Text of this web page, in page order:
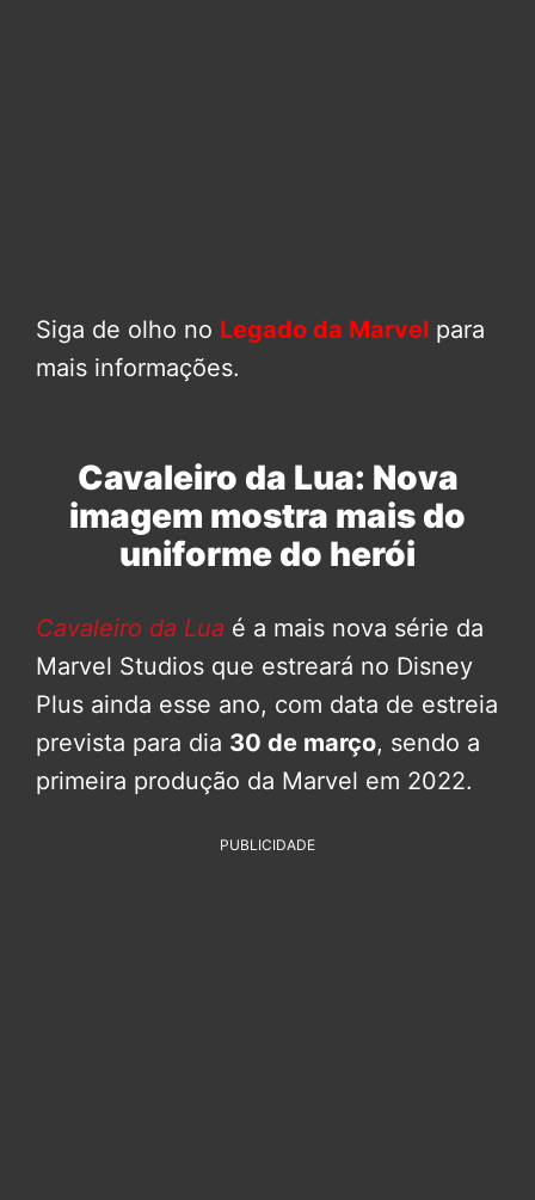
Siga de olho no Legado da Marvel para
mais informações.
Cavaleiro da Lua: Nova
imagem mostra mais do
uniforme do herói
Cavaleiro da Lua é a mais nova série da
Marvel Studios que estreará no Disney
Plus ainda esse ano, com data de estreia
prevista para dia 30 de março, sendo a
primeira produção da Marvel em 2022.
PUBLICIDADE